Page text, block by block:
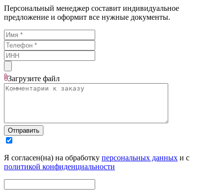
Персональный менеджер составит индивидуальное
предложение и оформит все нужные документы.
Загрузите файл
Отправить
Я согласен(на) на обработку персональных данных и с
политикой конфиденциальности